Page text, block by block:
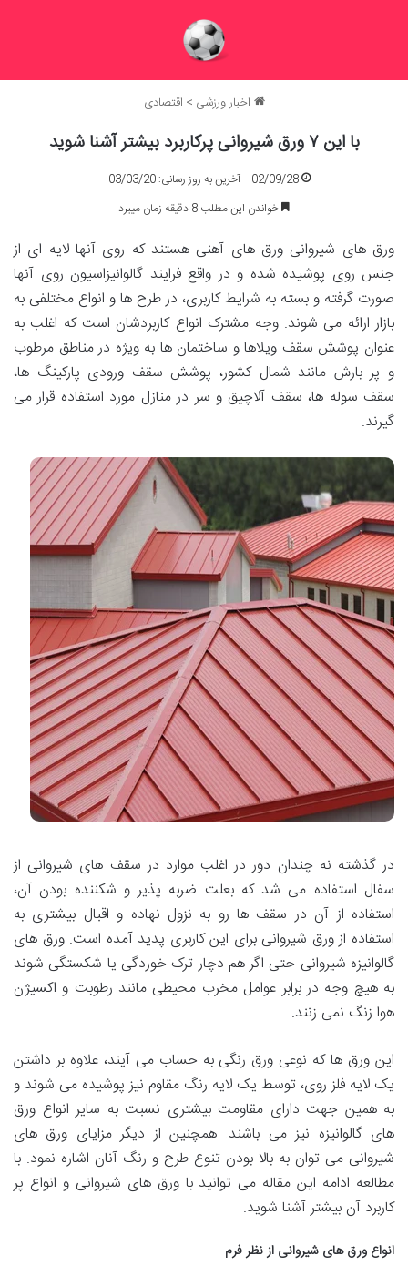
اخبار ورزشی > اقتصادی
با این ۷ ورق شیروانی پرکاربرد بیشتر آشنا شوید
02/09/28
آخرین به روز رسانی: 03/03/20
خواندن این مطلب 8 دقیقه زمان میبرد
ورق های شیروانی ورق های آهنی هستند که روی آنها لایه ای از
جنس روی پوشیده شده و در واقع فرایند گالوانیزاسیون روی آنها
صورت گرفته و بسته به شرایط کاربری، در طرح ها و انواع مختلفی به
بازار ارائه می ‌شوند. وجه مشترک انواع کاربردشان است که اغلب به
عنوان پوشش سقف ویلاها و ساختمان ها به ویژه در مناطق مرطوب
و پر بارش مانند شمال کشور، پوشش سقف ورودی پارکینگ ها،
سقف سوله ها، سقف آلاچیق و سر در منازل مورد استفاده قرار می
گیرند.
در گذشته نه چندان دور در اغلب موارد در سقف های شیروانی از
سفال استفاده می ‌شد که بعلت ضربه پذیر و شکننده بودن آن،
استفاده از آن در سقف ها رو به نزول نهاده و اقبال بیشتری به
استفاده از ورق شیروانی برای این کاربری پدید آمده است. ورق های
گالوانیزه شیروانی حتی اگر هم دچار ترک خوردگی یا شکستگی شوند
به هیچ وجه در برابر عوامل مخرب محیطی مانند رطوبت و اکسیژن
هوا زنگ نمی زنند.
این ورق ها که نوعی ورق رنگی به حساب می آیند، علاوه بر داشتن
یک لایه فلز روی، توسط یک لایه رنگ مقاوم نیز پوشیده می شوند و
به همین جهت دارای مقاومت بیشتری نسبت به سایر انواع ورق
های گالوانیزه نیز می باشند. همچنین از دیگر مزایای ورق های
شیروانی می توان به بالا بودن تنوع طرح و رنگ آنان اشاره نمود. با
مطالعه ادامه این مقاله می توانید با ورق ‌های شیروانی و انواع پر
کاربرد آن بیشتر آشنا شوید.
انواع ورق های شیروانی از نظر فرم